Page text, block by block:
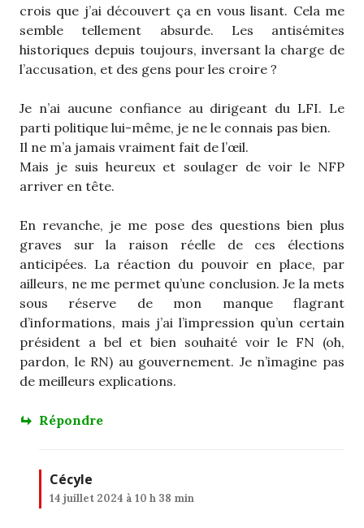
crois que j’ai découvert ça en vous lisant. Cela me
semble tellement absurde. Les antisémites
historiques depuis toujours, inversant la charge de
l’accusation, et des gens pour les croire ?
Je n’ai aucune confiance au dirigeant du LFI. Le
parti politique lui-même, je ne le connais pas bien.
Il ne m’a jamais vraiment fait de l’œil.
Mais je suis heureux et soulager de voir le NFP
arriver en tête.
En revanche, je me pose des questions bien plus
graves sur la raison réelle de ces élections
anticipées. La réaction du pouvoir en place, par
ailleurs, ne me permet qu’une conclusion. Je la mets
sous réserve de mon manque flagrant
d’informations, mais j’ai l’impression qu’un certain
président a bel et bien souhaité voir le FN (oh,
pardon, le RN) au gouvernement. Je n’imagine pas
de meilleurs explications.
Répondre
Cécyle
14 juillet 2024 à 10 h 38 min